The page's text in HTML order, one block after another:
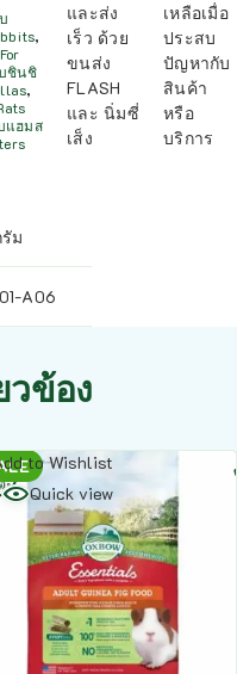
,
ชินชิ
,
แฮมส
และส่ง
เร็ว ด้วย
ขนส่ง
FLASH
และ นิ่มซี่
เส็ง
เหลือเมื่อ
ประสบ
ปัญหากับ
สินค้า
หรือ
บริการ
ม
A06
วข้อง
to Wishlist
Quick view
น
ม